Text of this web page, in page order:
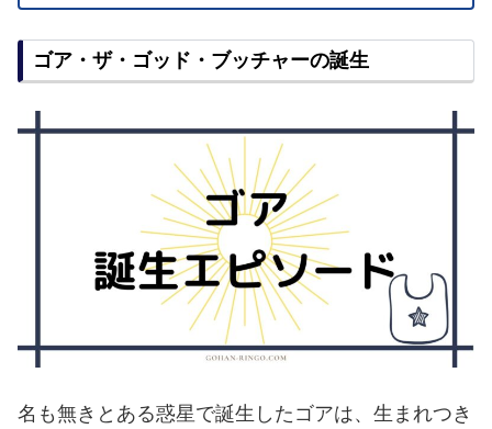
ゴア・ザ・ゴッド・ブッチャーの誕生
名も無きとある惑星で誕生したゴアは、生まれつき